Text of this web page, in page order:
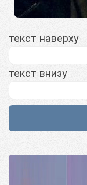
текст наверху
текст внизу